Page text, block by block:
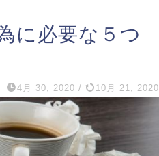
に必要な５つ
4月 30, 2020 / 10月 21, 2020